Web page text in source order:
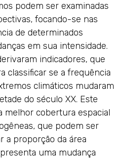
podem ser examinadas
focando-se nas
de determinados
em sua intensidade.
indicadores, que
classificar se a frequência
climáticos mudaram
do século XX. Este
melhor cobertura espacial
que podem ser
a proporção da área
uma mudança